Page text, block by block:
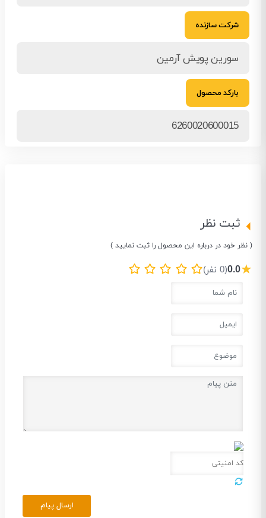
شرکت سازنده
سورین پویش آرمین
بارکد محصول
6260020600015
ثبت نظر
( نظر خود در درباره این محصول را ثبت نمایید )
★
0.0(0 نفر)
ارسال پیام